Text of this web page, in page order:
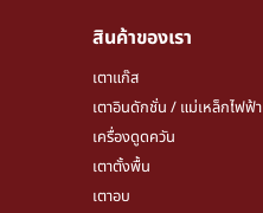
สินค้าของเรา
เตาแก๊ส
เตาอินดักชั่น / แม่เหล็กไฟฟ้า
เครื่องดูดควัน
เตาตั้งพื้น
เตาอบ